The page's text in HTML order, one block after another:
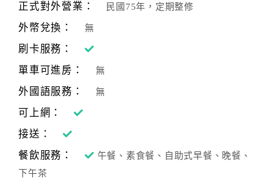
訂
單
理
會
員
戶
正式對外營業： 民國75年，定期整修
外幣兌換： 無
刷卡服務：
單車可進房：
無
外國語服務： 無
可上網：
接送：
餐飲服務：
午餐、素食餐、自助式早餐、晚餐、
下午茶